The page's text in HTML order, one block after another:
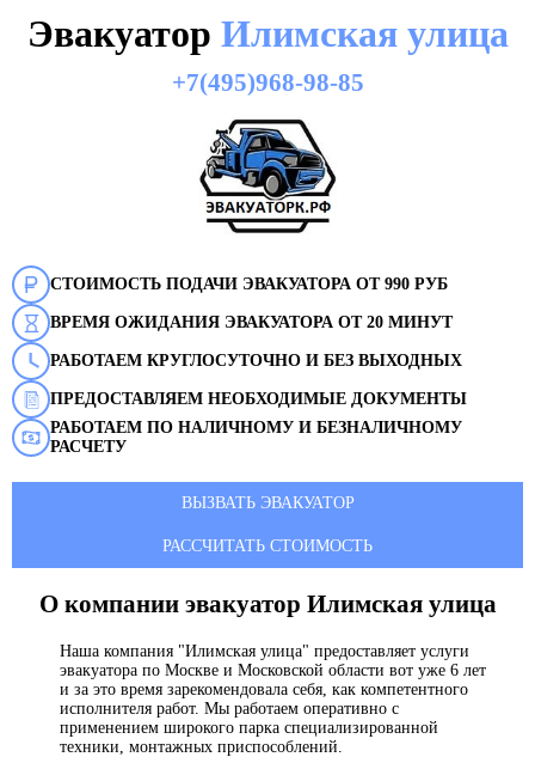
Эвакуатор Илимская улица
+7(495)968-98-85
СТОИМОСТЬ ПОДАЧИ ЭВАКУАТОРА ОТ 990 РУБ
ВРЕМЯ ОЖИДАНИЯ ЭВАКУАТОРА ОТ 20 МИНУТ
РАБОТАЕМ КРУГЛОСУТОЧНО И БЕЗ ВЫХОДНЫХ
ПРЕДОСТАВЛЯЕМ НЕОБХОДИМЫЕ ДОКУМЕНТЫ
РАБОТАЕМ ПО НАЛИЧНОМУ И БЕЗНАЛИЧНОМУ
РАСЧЕТУ
ВЫЗВАТЬ ЭВАКУАТОР
РАССЧИТАТЬ СТОИМОСТЬ
О компании эвакуатор Илимская улица
Наша компания "Илимская улица" предоставляет услуги
эвакуатора по Москве и Московской области вот уже 6 лет
и за это время зарекомендовала себя, как компетентного
исполнителя работ. Мы работаем оперативно с
применением широкого парка специализированной
техники, монтажных приспособлений.